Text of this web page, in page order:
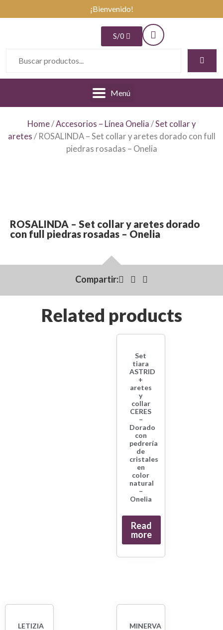
¡Bienvenido!
S/0
Menú
Home/Accesorios – Línea Onelia /Set collar y
aretes / ROSALINDA – Set collar y aretes dorado con full
piedras rosadas – Onelia
ROSALINDA – Set collar y aretes dorado
con full piedras rosadas – Onelia
Compartir:
Related products
Set
tiara
ASTRID
+
aretes
y
collar
CERES
–
Dorado
con
pedrería
de
cristales
en
color
natural
–
Onelia
Read
more
LETIZIA
MINERVA